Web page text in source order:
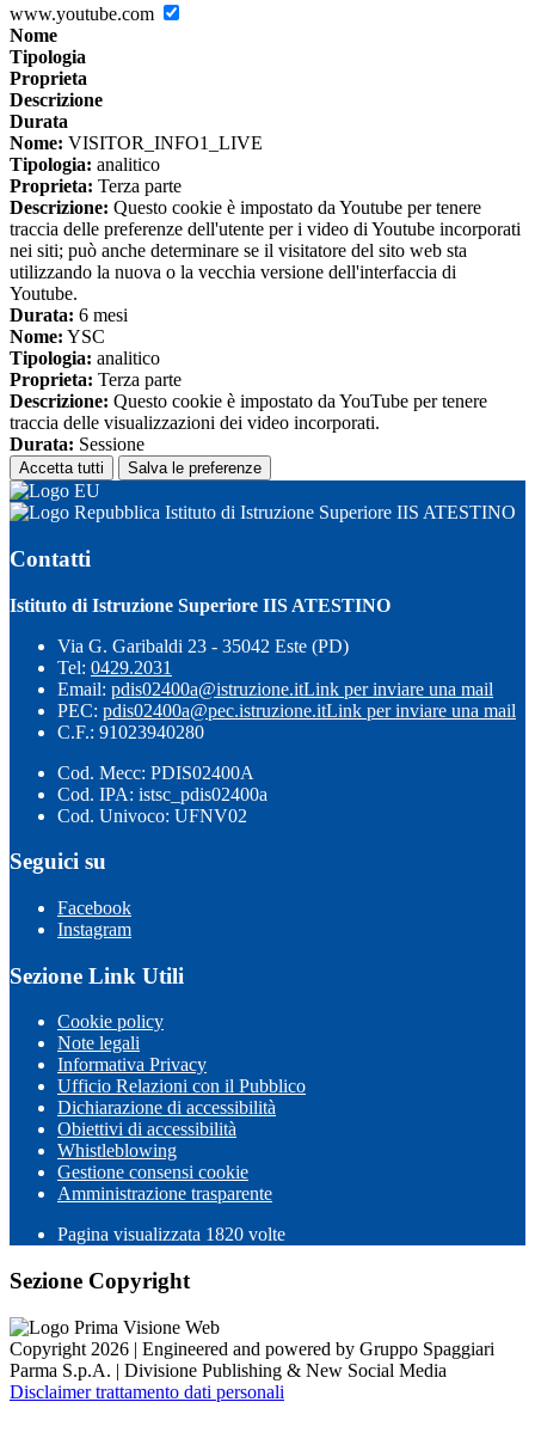
www.youtube.com
Nome
Tipologia
Proprieta
Descrizione
Durata
Nome: VISITOR_INFO1_LIVE
Tipologia: analitico
Proprieta: Terza parte
Descrizione: Questo cookie è impostato da Youtube per tenere
traccia delle preferenze dell'utente per i video di Youtube incorporati
nei siti; può anche determinare se il visitatore del sito web sta
utilizzando la nuova o la vecchia versione dell'interfaccia di
Youtube.
Durata: 6 mesi
Nome: YSC
Tipologia: analitico
Proprieta: Terza parte
Descrizione: Questo cookie è impostato da YouTube per tenere
traccia delle visualizzazioni dei video incorporati.
Durata: Sessione
Accetta tutti Salva le preferenze
Istituto di Istruzione Superiore IIS ATESTINO
Contatti
Istituto di Istruzione Superiore IIS ATESTINO
Via G. Garibaldi 23 - 35042 Este (PD)
Tel: 0429.2031
Email: pdis02400a@istruzione.itLink per inviare una mail
PEC: pdis02400a@pec.istruzione.itLink per inviare una mail
C.F.: 91023940280
Cod. Mecc: PDIS02400A
Cod. IPA: istsc_pdis02400a
Cod. Univoco: UFNV02
Seguici su
Facebook
Instagram
Sezione Link Utili
Cookie policy
Note legali
Informativa Privacy
Ufficio Relazioni con il Pubblico
Dichiarazione di accessibilità
Obiettivi di accessibilità
Whistleblowing
Gestione consensi cookie
Amministrazione trasparente
Pagina visualizzata 1820 volte
Sezione Copyright
Copyright 2026 | Engineered and powered by Gruppo Spaggiari
Parma S.p.A. | Divisione Publishing & New Social Media
Disclaimer trattamento dati personali